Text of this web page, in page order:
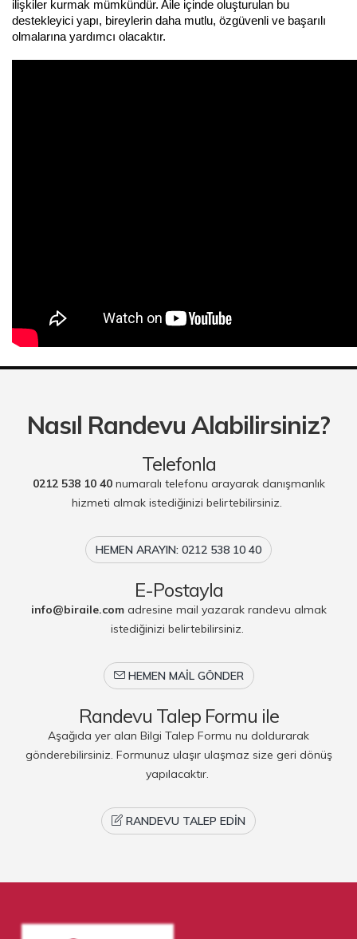
ilişkiler kurmak mümkündür. Aile içinde oluşturulan bu
destekleyici yapı, bireylerin daha mutlu, özgüvenli ve başarılı
olmalarına yardımcı olacaktır.
Nasıl Randevu Alabilirsiniz?
Telefonla
0212 538 10 40numaralı telefonu arayarak danışmanlık
hizmeti almak istediğinizi belirtebilirsiniz.
HEMEN ARAYIN: 0212 538 10 40
E-Postayla
info@biraile.comadresine mail yazarak randevu almak
istediğinizi belirtebilirsiniz.
HEMEN MAIL GÖNDER
Randevu Talep Formu ile
Aşağıda yer alan Bilgi Talep Formu nu doldurarak
gönderebilirsiniz. Formunuz ulaşır ulaşmaz size geri dönüş
yapılacaktır.
RANDEVU TALEP EDIN